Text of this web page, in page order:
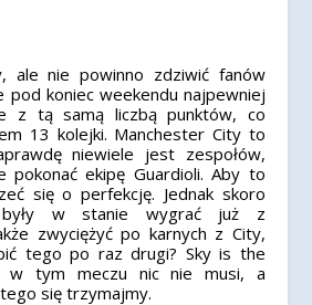
ale nie powinno zdziwić fanów
pod koniec weekendu najpewniej
z tą samą liczbą punktów, co
13 kolejki. Manchester City to
niewiele jest zespołów,
ekipę Guardioli. Aby to
się o perfekcję. Jednak skoro
były w stanie wygrać już z
zwyciężyć po karnych z City,
tego po raz drugi? Sky is the
w tym meczu nic nie musi, a
się trzymajmy.